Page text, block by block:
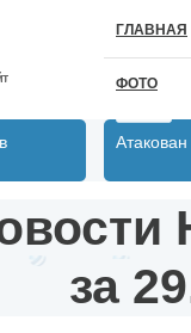
ГЛАВНАЯ
ФОТО
за